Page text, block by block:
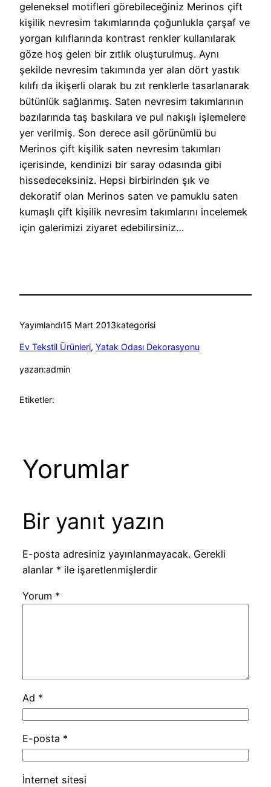
geleneksel motifleri görebileceğiniz Merinos çift
kişilik nevresim takımlarında çoğunlukla çarşaf ve
yorgan kılıflarında kontrast renkler kullanılarak
göze hoş gelen bir zıtlık oluşturulmuş. Aynı
şekilde nevresim takımında yer alan dört yastık
kılıfı da ikişerli olarak bu zıt renklerle tasarlanarak
bütünlük sağlanmış. Saten nevresim takımlarının
bazılarında taş baskılara ve pul nakışlı işlemelere
yer verilmiş. Son derece asil görünümlü bu
Merinos çift kişilik saten nevresim takımları
içerisinde, kendinizi bir saray odasında gibi
hissedeceksiniz. Hepsi birbirinden şık ve
dekoratif olan Merinos saten ve pamuklu saten
kumaşlı çift kişilik nevresim takımlarını incelemek
için galerimizi ziyaret edebilirsiniz…
Yayımlandı15 Mart 2013kategorisi
Ev Tekstil Ürünleri, Yatak Odası Dekorasyonu
yazarı:admin
Etiketler:
Yorumlar
Bir yanıt yazın
E-posta adresiniz yayınlanmayacak. Gerekli
alanlar * ile işaretlenmişlerdir
Yorum *
Ad *
E-posta *
İnternet sitesi